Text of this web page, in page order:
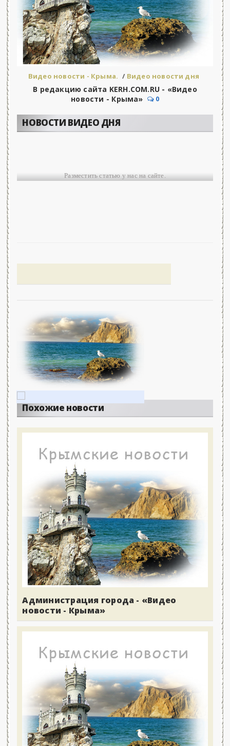
Видео новости - Крыма. / Видео новости дня
В редакцию сайта KERH.COM.RU - «Видео
новости - Крыма»
0
НОВОСТИ ВИДЕО ДНЯ
Разместить статью у нас на сайте.
Похожие новости
Администрация города - «Видео
новости - Крыма»